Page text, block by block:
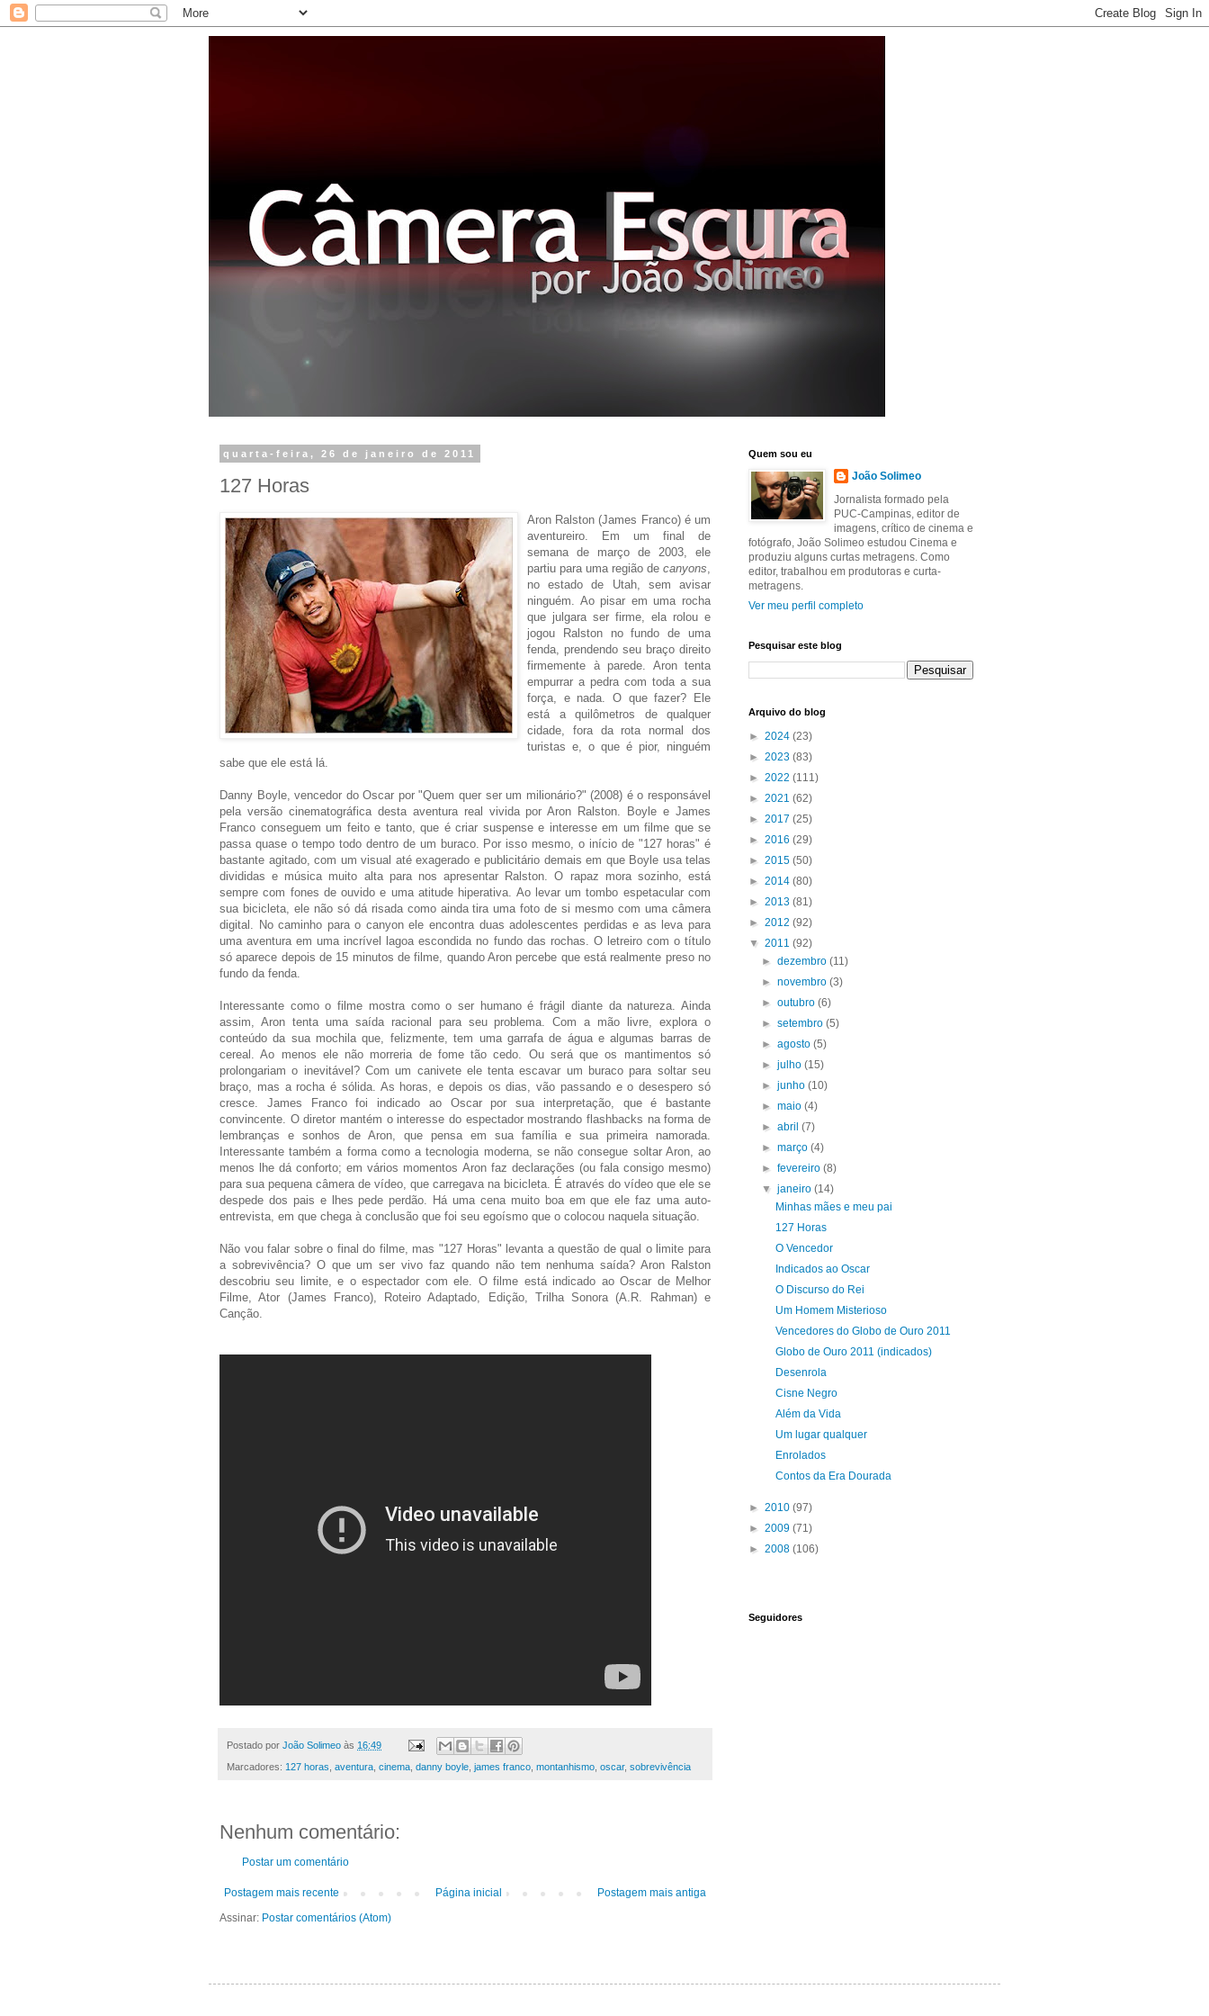
quarta-feira, 26 de janeiro de 2011
127 Horas
Aron Ralston (James Franco) é um
aventureiro. Em um final de
semana de março de 2003, ele
partiu para uma região de canyons
no estado de Utah, sem avisar
ninguém. Ao pisar em uma rocha
que julgara ser firme, ela rolou e
jogou Ralston no fundo de uma
fenda, prendendo seu braço direito
firmemente à parede. Aron tenta
empurrar a pedra com toda a sua
força, e nada. O que fazer? Ele
está a quilômetros de qualquer
cidade, fora da rota normal dos
turistas e, o que é pior, ninguém
sabe que ele está lá.
Danny Boyle, vencedor do Oscar por "Quem quer ser um milionário?" (2008) é o responsável
pela versão cinematográfica desta aventura real vivida por Aron Ralston. Boyle e James
Franco conseguem um feito e tanto, que é criar suspense e interesse em um filme que se
passa quase o tempo todo dentro de um buraco. Por isso mesmo, o início de "127 horas" é
bastante agitado, com um visual até exagerado e publicitário demais em que Boyle usa telas
divididas e música muito alta para nos apresentar Ralston. O rapaz mora sozinho, está
sempre com fones de ouvido e uma atitude hiperativa. Ao levar um tombo espetacular com
sua bicicleta, ele não só dá risada como ainda tira uma foto de si mesmo com uma câmera
digital. No caminho para o canyon ele encontra duas adolescentes perdidas e as leva para
uma aventura em uma incrível lagoa escondida no fundo das rochas. O letreiro com o título
só aparece depois de 15 minutos de filme, quando Aron percebe que está realmente preso no
fundo da fenda.
Interessante como o filme mostra como o ser humano é frágil diante da natureza. Ainda
assim, Aron tenta uma saída racional para seu problema. Com a mão livre, explora o
conteúdo da sua mochila que, felizmente, tem uma garrafa de água e algumas barras de
cereal. Ao menos ele não morreria de fome tão cedo. Ou será que os mantimentos só
prolongariam o inevitável? Com um canivete ele tenta escavar um buraco para soltar seu
braço, mas a rocha é sólida. As horas, e depois os dias, vão passando e o desespero só
cresce. James Franco foi indicado ao Oscar por sua interpretação, que é bastante
convincente. O diretor mantém o interesse do espectador mostrando flashbacks na forma de
lembranças e sonhos de Aron, que pensa em sua família e sua primeira namorada.
Interessante também a forma como a tecnologia moderna, se não consegue soltar Aron, ao
menos lhe dá conforto; em vários momentos Aron faz declarações (ou fala consigo mesmo)
para sua pequena câmera de vídeo, que carregava na bicicleta. É através do vídeo que ele se
despede dos pais e lhes pede perdão. Há uma cena muito boa em que ele faz uma auto-
entrevista, em que chega à conclusão que foi seu egoísmo que o colocou naquela situação.
Não vou falar sobre o final do filme, mas "127 Horas" levanta a questão de qual o limite para
a sobrevivência? O que um ser vivo faz quando não tem nenhuma saída? Aron Ralston
descobriu seu limite, e o espectador com ele. O filme está indicado ao Oscar de Melhor
Filme, Ator (James Franco), Roteiro Adaptado, Edição, Trilha Sonora (A.R. Rahman) e
Canção.
Postado por João Solimeo às 16:49
Marcadores: 127 horas aventura cinema danny boyle james franco montanhismo oscar, sobrevivência
Nenhum comentário:
Postar um comentário
Postagem mais recente Postagem mais antiga
Página inicial
Assinar: Postar comentários (Atom)
Quem sou eu
João Solimeo
Jornalista formado pela
PUC-Campinas, editor de
imagens, crítico de cinema e
fotógrafo, João Solimeo estudou Cinema e
produziu alguns curtas metragens. Como
editor, trabalhou em produtoras e curta-
metragens.
Ver meu perfil completo
Pesquisar este blog
Arquivo do blog
► 2024 (23)
► 2023 (83)
► 2022 (111)
► 2021 (62)
► 2017 (25)
► 2016 (29)
► 2015 (50)
► 2014 (80)
► 2013 (81)
► 2012 (92)
▼ 2011 (92)
►dezembro(11)
►novembro(3)
►outubro(6)
►setembro(5)
►agosto(5)
►julho(15)
►junho(10)
►maio(4)
►abril(7)
►março(4)
►fevereiro(8)
▼janeiro(14)
Minhas mães e meu pai
127 Horas
O Vencedor
Indicados ao Oscar
O Discurso do Rei
Um Homem Misterioso
Vencedores do Globo de Ouro 2011
Globo de Ouro 2011 (indicados)
Desenrola
Cisne Negro
Além da Vida
Um lugar qualquer
Enrolados
Contos da Era Dourada
► 2010 (97)
► 2009 (71)
► 2008 (106)
Seguidores